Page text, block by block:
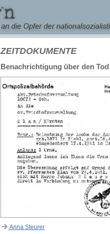
ZEITDOKUMENTE
Benachrichtigung über den
Anna Steurer